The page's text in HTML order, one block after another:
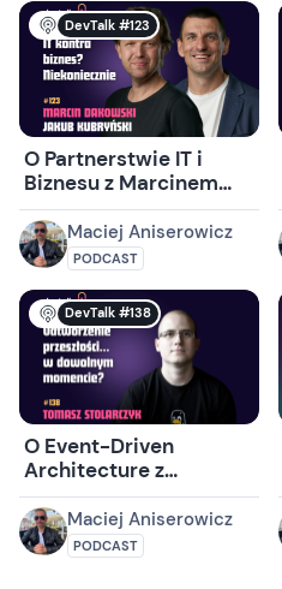
DevTalk #123
O Partnerstwie IT i
Biznesu z Marcinem
Dakowskim i Jakubem
Kubryńskim
Maciej Aniserowicz
PODCAST
DevTalk #138
O Event-Driven
Architecture z
Tomaszem
Stolarczykiem
Maciej Aniserowicz
PODCAST